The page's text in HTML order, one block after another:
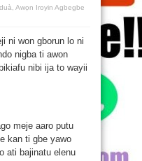
Awọn Iroyin Agbegbe
ni won gborun lo ni
nigba ti awon
nibi ija to wayii
meje aaro putu
kan ti gbe yawo
ati bajinatu elenu